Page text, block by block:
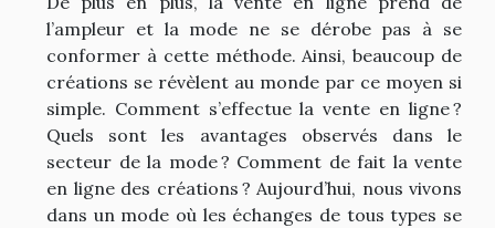
l’ampleur et la mode ne se dérobe pas à se
conformer à cette méthode. Ainsi, beaucoup de
créations se révèlent au monde par ce moyen si
simple. Comment s’effectue la vente en ligne ?
Quels sont les avantages observés dans le
secteur de la mode ? Comment de fait la vente
en ligne des créations ? Aujourd’hui, nous vivons
dans un mode où les échanges de tous types se